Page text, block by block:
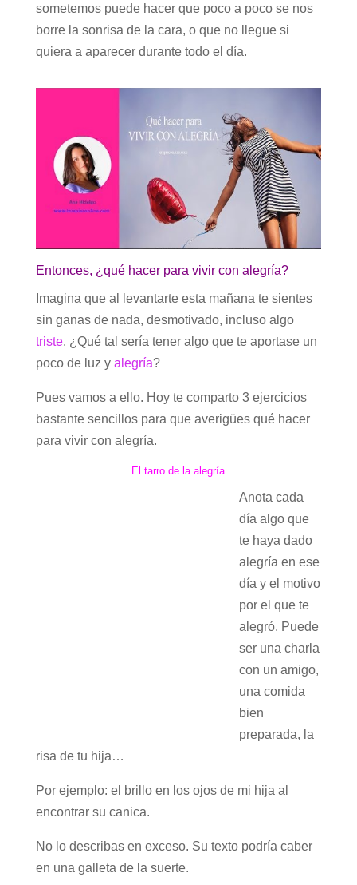
sometemos puede hacer que poco a poco se nos
borre la sonrisa de la cara, o que no llegue si
quiera a aparecer durante todo el día.
Entonces, ¿qué hacer para vivir con alegría?
Imagina que al levantarte esta mañana te sientes
sin ganas de nada, desmotivado, incluso algo
triste. ¿Qué tal sería tener algo que te aportase un
poco de luz y alegría?
Pues vamos a ello. Hoy te comparto 3 ejercicios
bastante sencillos para que averigües qué hacer
para vivir con alegría.
El tarro de la alegría
Anota cada
día algo que
te haya dado
alegría en ese
día y el motivo
por el que te
alegró. Puede
ser una charla
con un amigo,
una comida
bien
preparada, la
risa de tu hija…
Por ejemplo: el brillo en los ojos de mi hija al
encontrar su canica.
No lo describas en exceso. Su texto podría caber
en una galleta de la suerte.